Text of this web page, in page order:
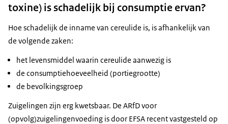
toxine) is schadelijk bij consumptie ervan?
Hoe schadelijk de inname van cereulide is, is afhankelijk van
de volgende zaken:
het levensmiddel waarin cereulide aanwezig is
de consumptiehoeveelheid (portiegrootte)
de bevolkingsgroep
Zuigelingen zijn erg kwetsbaar. De ARfD voor
(opvolg)zuigelingenvoeding is door EFSA recent vastgesteld op